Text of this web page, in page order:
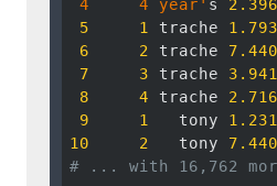
4     4 year' s
5
1 trache
6
2 trache
7
3 trache
8
4 trache
9
1
   tony
10
2
   tony
# ... with 16,762